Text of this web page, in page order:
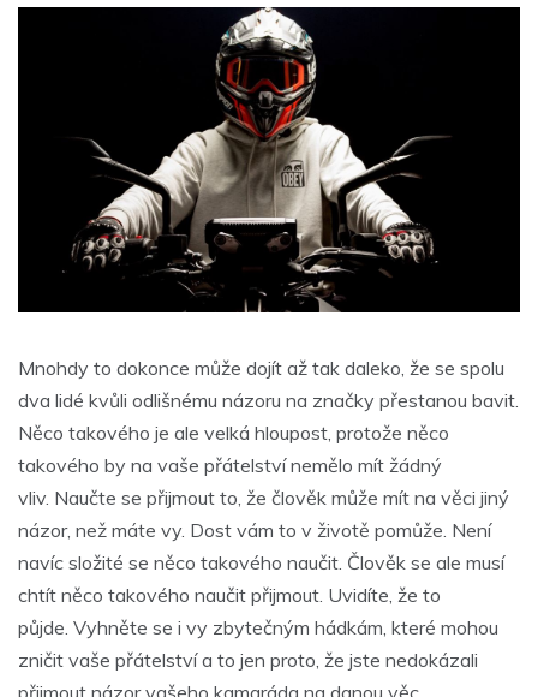
Mnohdy to dokonce může dojít až tak daleko, že se spolu
dva lidé kvůli odlišnému názoru na značky přestanou bavit.
Něco takového je ale velká hloupost, protože něco
takového by na vaše přátelství nemělo mít žádný
vliv. Naučte se přijmout to, že člověk může mít na věci jiný
názor, než máte vy. Dost vám to v životě pomůže. Není
navíc složité se něco takového naučit. Člověk se ale musí
chtít něco takového naučit přijmout. Uvidíte, že to
půjde. Vyhněte se i vy zbytečným hádkám, které mohou
zničit vaše přátelství a to jen proto, že jste nedokázali